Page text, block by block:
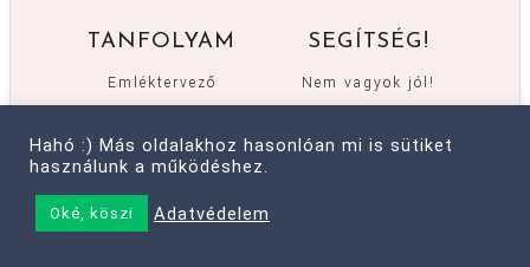
TANFOLYAM
Emléktervező
Kertésznadrág
Hello Kaland
Kreatív Kalendárium
SEGÍTSÉG!
Nem vagyok jól!
stratégia
Hahó :) Más oldalakhoz hasonlóan mi is sütiket
használunk a működéshez.
Oké, köszi Adatvédelem